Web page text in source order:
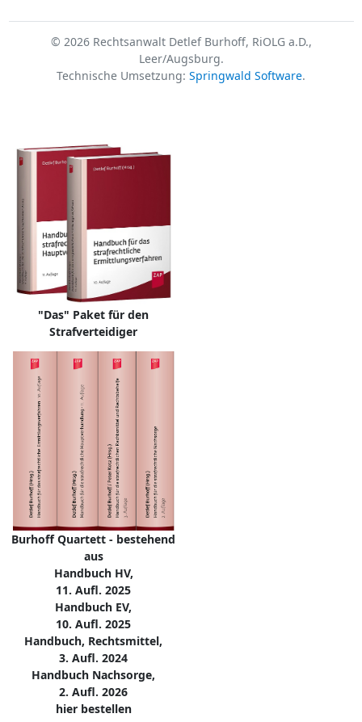
© 2026 Rechtsanwalt Detlef Burhoff, RiOLG a.D.,
Leer/Augsburg.
Technische Umsetzung: Springwald Software.
"Das" Paket für den
Strafverteidiger
Burhoff Quartett - bestehend
aus
Handbuch HV,
11. Aufl. 2025
Handbuch EV,
10. Aufl. 2025
Handbuch, Rechtsmittel,
3. Aufl. 2024
Handbuch Nachsorge,
2. Aufl. 2026
hier bestellen